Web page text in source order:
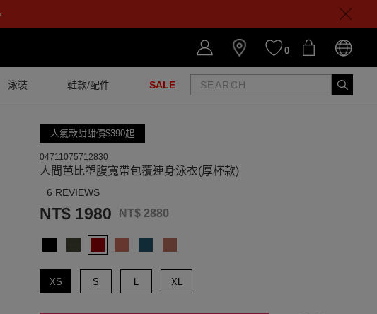
0
泳裝 鞋款/配件 SALE
人氣款甜甜價$390起
04711075712830
人間芭比塑腹寬帶包覆連身泳衣(厚杯款)
6 REVIEWS
NT$ 1980 NT$ 2880
XS S L XL